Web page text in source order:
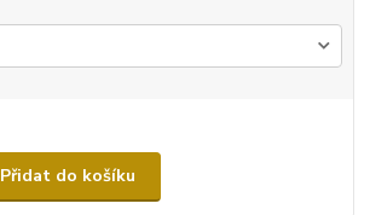
Přidat do košíku